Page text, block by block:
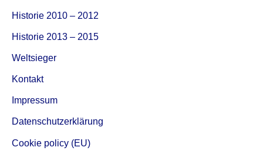
Historie 2010 – 2012
Historie 2013 – 2015
Weltsieger
Kontakt
Impressum
Datenschutzerklärung
Cookie policy (EU)